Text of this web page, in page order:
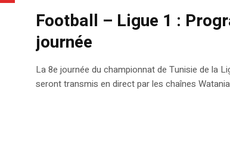
Football – Ligue 1 :
journée
La 8e journée du championnat de Tunisie de la
seront transmis en direct par les chaînes